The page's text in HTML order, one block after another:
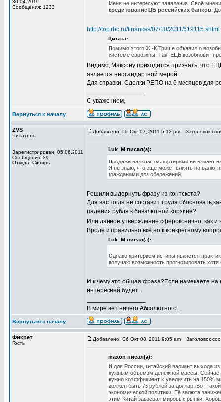
30.04.2010
Сообщения: 1233
Меня не интересуют заявления. Своё
кредитование ЦБ российских банков .
http://top.rbc.ru/finances/07/10/2011/619115.shtml
Цитата:
Помимо этого Ж.-К.Трише объявил о
системе еврозоны. Так, ЕЦБ возобновит
Видимо, Максону приходится признать, что
является нестандартной мерой.
Для справки. Сделки РЕПО на 6 месяцев для
С уважением,
Вернуться к началу
ZVS
Читатель
Зарегистрирован: 05.06.2011
Сообщения: 39
Откуда: Сибирь
Добавлено: Пт Окт 07, 2011 5:12 pm Заголовок
Luk_M писал(а):
Продажа валюты экспортерами не влияет
Я не знаю, что еще может влиять на
гражданами для сбережений.
Решили выдернуть фразу из контекста?
Для вас тогда не составит труда
падения рубля к бивалютной корзине?
Или данное утверждение сфероконично, как и
Вроде и правильно всё,но к конкретному
Luk_M писал(а):
Однако критерием истины является
получаю возможность прогнозировать
И к чему это общая фраза?Если намекаете на
интересней будет..
В мире нет ничего Абсолютного..
Вернуться к началу
Фикрет
Гость
Добавлено: Сб Окт 08, 2011 9:05 am Заголовок
maxon писал(а):
И для России, китайский вариант выхода
нужным объёмом денежной массы. Сейчас
нужно коэффициент k увеличить на 150%
должен быть 75 рублей за доллар! Вот
экономической политики. Её валюта
этим Китай завоевал мировые рынки.